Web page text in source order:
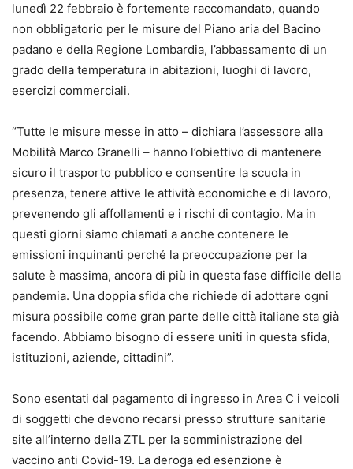
lunedì 22 febbraio è fortemente raccomandato, quando
non obbligatorio per le misure del Piano aria del Bacino
padano e della Regione Lombardia, l’abbassamento di un
grado della temperatura in abitazioni, luoghi di lavoro,
esercizi commerciali.
“Tutte le misure messe in atto – dichiara l’assessore alla
Mobilità Marco Granelli – hanno l’obiettivo di mantenere
sicuro il trasporto pubblico e consentire la scuola in
presenza, tenere attive le attività economiche e di lavoro,
prevenendo gli affollamenti e i rischi di contagio. Ma in
questi giorni siamo chiamati a anche contenere le
emissioni inquinanti perché la preoccupazione per la
salute è massima, ancora di più in questa fase difficile della
pandemia. Una doppia sfida che richiede di adottare ogni
misura possibile come gran parte delle città italiane sta già
facendo. Abbiamo bisogno di essere uniti in questa sfida,
istituzioni, aziende, cittadini”.
Sono esentati dal pagamento di ingresso in Area C i veicoli
di soggetti che devono recarsi presso strutture sanitarie
site all’interno della ZTL per la somministrazione del
vaccino anti Covid-19. La deroga ed esenzione è